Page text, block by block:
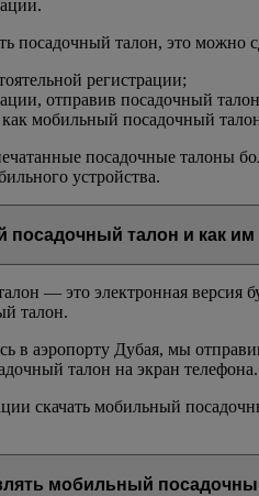
посадочный талон, это можно
регистрации;
отправив посадочный
как мобильный посадочный
посадочные талоны
устройства.
посадочный талон и как им
— это электронная версия
талон.
в аэропорту Дубая, мы
талон на экран
скачать мобильный
мобильный